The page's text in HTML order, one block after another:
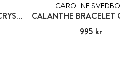
ALISIA BRACELET GOLD CRYSTAL
CAROLINE SVEDBOM
Pris:995 kr
995 kr